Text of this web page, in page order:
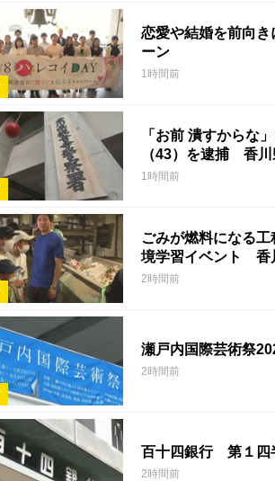
恋愛や結婚を前向
ーン
1時間前
「お前 潰すからな
（43）を逮捕 香川
1時間前
ごみが燃料になる
境学習イベント 香
2時間前
瀬戸内国際芸術祭
2時間前
百十四銀行 第１四
2時間前